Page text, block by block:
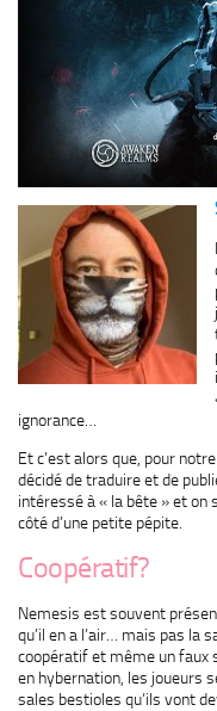
ignorance…
Et c’est alors que, pour
décidé de traduire et de
intéressé à « la bête » et on
côté d’une petite pépite.
Coopératif?
Nemesis est souvent
qu’il en a l’air… mais pas la
coopératif et même un faux
en hybernation, les joueurs
sales bestioles qu’ils vont